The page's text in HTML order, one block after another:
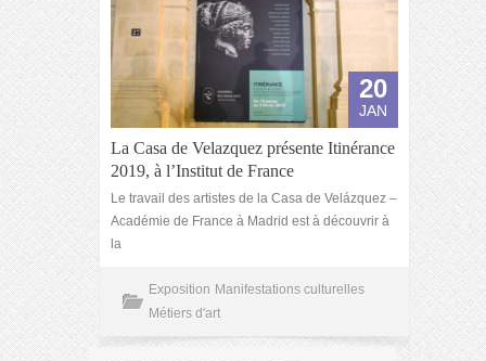
20
JAN
La Casa de Velazquez présente Itinérance
2019, à l’Institut de France
Le travail des artistes de la Casa de Velázquez –
Académie de France à Madrid est à découvrir à
la
Exposition Manifestations culturelles
Métiers d'art